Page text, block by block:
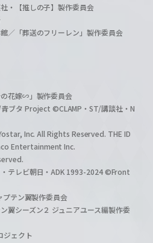
・【推しの子】製作委員会
／「葬送のフリーレン」製作委員会
花嫁∽」製作委員会
ブタ Project ©CLAMP・ST/講談社・N
Inc. All Rights Reserved. THE ID
Entertainment Inc.
テレビ朝日・ADK 1993-2024 ©Front
テン翼製作委員会
翼シーズン２ ジュニアユース編製作委
ジェクト